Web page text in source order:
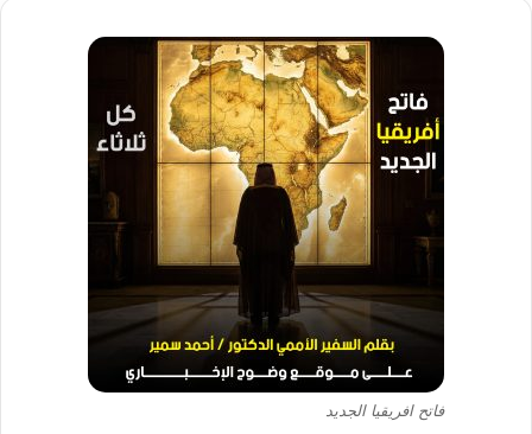
فاتح افريقيا الجديد